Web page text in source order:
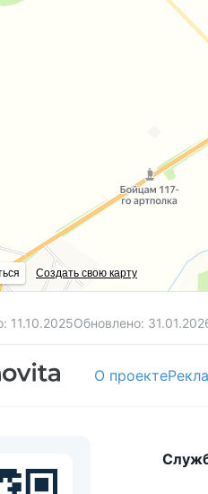
Создать свою карту
11.10.2025Обновлено:
О проекте